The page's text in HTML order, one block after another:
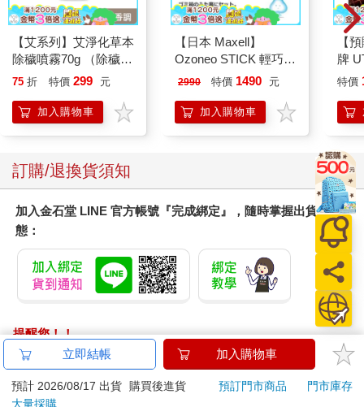
【艾系列】艾淨化草本
除穢噴霧70g （除穢/
平安/淨化/艾草/芙蓉/
另有多瓶組優惠賣場
75 折 特價 299 元
加入購物車
【日本 Maxell】
Ozoneo STICK 輕巧型
除菌消臭器－垃圾箱用
2990 特價 1490 元
加入購物車
【
牌
日
特價
訂購/退換貨須知
加入金石堂 LINE 官方帳號『完成綁定』，隨時掌握出貨動
態：
提醒您！！
金石堂及銀行均不會請您操作ATM! 如接獲電話要求您前往
ATM提款機，請不要聽從指示，以免受騙上當！
退換貨須知：
立即結帳 加入購物車
預計 2026/08/17 出貨 購買後進貨 預訂門市商品
門市庫存
大量採購